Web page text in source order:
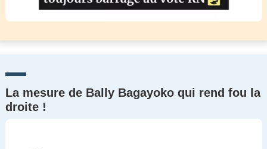
La mesure de Bally Bagayoko qui rend fou la
droite !